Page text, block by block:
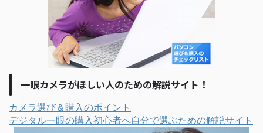
一眼カメラがほしい人のための解説サイト！
カメラ選び＆購入のポイント
デジタル一眼の購入初心者へ自分で選ぶための解説サイト